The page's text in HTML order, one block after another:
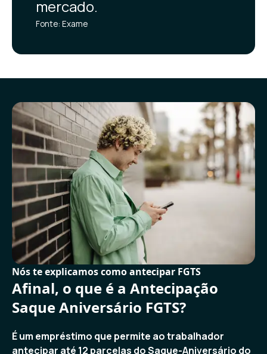
mercado.
Fonte: Exame
Nós te explicamos como antecipar FGTS
Afinal, o que é a Antecipação
Saque Aniversário FGTS?
É um empréstimo que permite ao trabalhador
antecipar até 12 parcelas do Saque-Aniversário do